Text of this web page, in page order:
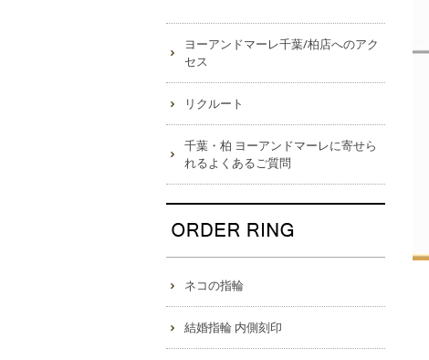
ヨーアンドマーレ千葉/柏店へのアク
セス
リクルート
千葉・柏 ヨーアンドマーレに寄せら
れるよくあるご質問
ネコの指輪
結婚指輪 内側刻印